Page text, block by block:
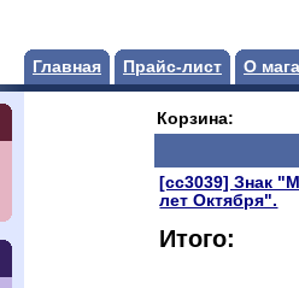
Главная Прайс-лист О
Корзина:
[сс3039] Знак
лет Октября".
Итого: